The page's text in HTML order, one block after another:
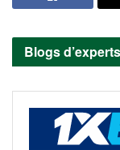
Blogs d’experts